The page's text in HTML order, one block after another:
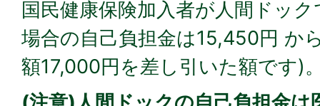
国民健康保険加入者が人間ドッ
場合の自己負担金は15,450円 か
額17,000円を差し引いた額です)